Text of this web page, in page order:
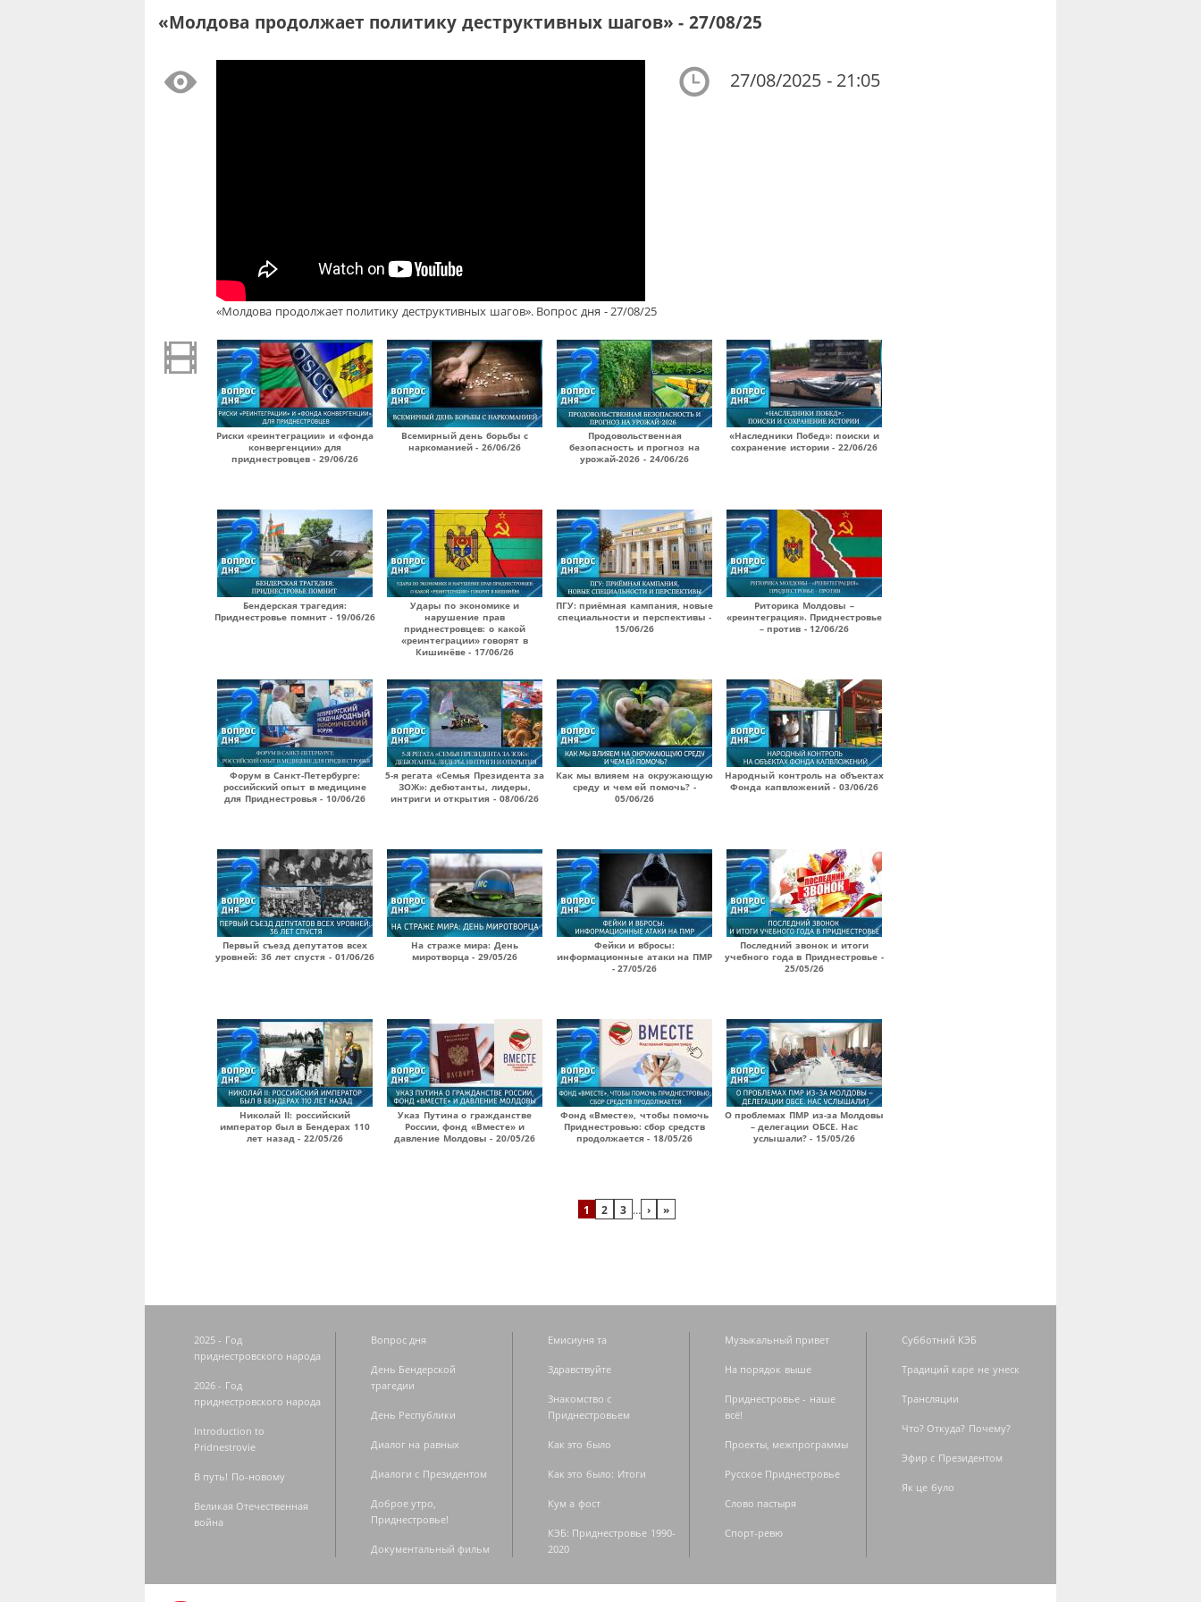
«Молдова продолжает политику деструктивных шагов» - 27/08/25
«Молдова продолжает политику деструктивных шагов». Вопрос дня - 27/08/25
27/08/2025 - 21:05
Риски «реинтеграции» и «фонда
конвергенции» для
приднестровцев - 29/06/26
Всемирный день борьбы с
наркоманией - 26/06/26
Продовольственная
безопасность и прогноз на
урожай-2026 - 24/06/26
«Наследники Побед»: поиски и
сохранение истории - 22/06/26
Бендерская трагедия:
Приднестровье помнит - 19/06/26
Удары по экономике и
нарушение прав
приднестровцев: о какой
«реинтеграции» говорят в
Кишинёве - 17/06/26
ПГУ: приёмная кампания, новые
специальности и перспективы -
15/06/26
Риторика Молдовы –
«реинтеграция». Приднестровье
– против - 12/06/26
Форум в Санкт-Петербурге:
российский опыт в медицине
для Приднестровья - 10/06/26
5-я регата «Семья Президента за
ЗОЖ»: дебютанты, лидеры,
интриги и открытия - 08/06/26
Как мы влияем на окружающую
среду и чем ей помочь? -
05/06/26
Народный контроль на объектах
Фонда капвложений - 03/06/26
Первый съезд депутатов всех
уровней: 36 лет спустя - 01/06/26
На страже мира: День
миротворца - 29/05/26
Фейки и вбросы:
информационные атаки на ПМР
- 27/05/26
Последний звонок и итоги
учебного года в Приднестровье -
25/05/26
Николай II: российский
император был в Бендерах 110
лет назад - 22/05/26
Указ Путина о гражданстве
России, фонд «Вместе» и
давление Молдовы - 20/05/26
Фонд «Вместе», чтобы помочь
Приднестровью: сбор средств
продолжается - 18/05/26
О проблемах ПМР из-за Молдовы
– делегации ОБСЕ. Нас
услышали? - 15/05/26
1 2 3 … › »
2025 - Год
приднестровского народа
2026 - Год
приднестровского народа
Introduction to
Pridnestrovie
В путь! По-новому
Великая Отечественная
война
Вопрос дня
День Бендерской
трагедии
День Республики
Диалог на равных
Диалоги с Президентом
Доброе утро,
Приднестровье!
Документальный фильм
Емисиуня та
Здравствуйте
Знакомство с
Приднестровьем
Как это было
Как это было: Итоги
Кум а фост
КЭБ: Приднестровье 1990-
2020
Музыкальный привет
На порядок выше
Приднестровье - наше
всё!
Проекты, межпрограммы
Русское Приднестровье
Слово пастыря
Спорт-ревю
Субботний КЭБ
Традиций каре не унеск
Трансляции
Что? Откуда? Почему?
Эфир с Президентом
Як це було